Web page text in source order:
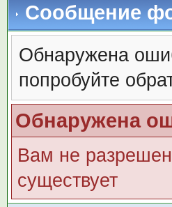
Сообщение
Обнаружена
попробуйте
Обнаружена
Вам не
существует